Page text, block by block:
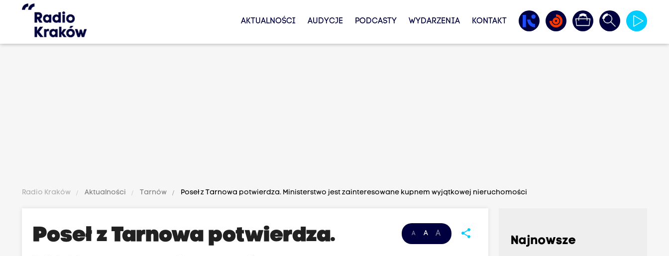
AKTUALNOŚCI AUDYCJE PODCASTY WYDARZENIA KONTAKT
Radio Kraków Aktualności Tarnów Poseł z Tarnowa potwierdza. Ministerstwo jest zainteresowane kupnem wyjątkowej nieruchomości
A A A share
Poseł z Tarnowa potwierdza.
Najnowsze